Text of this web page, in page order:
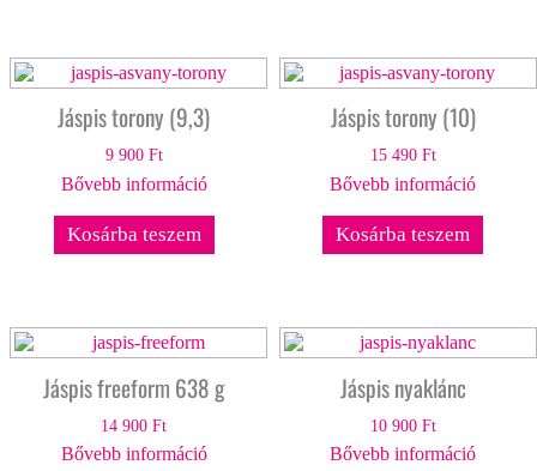
Jáspis torony (9,3)
9 900 Ft
Bővebb információ
Kosárba teszem
Jáspis torony (10)
15 490 Ft
Bővebb információ
Kosárba teszem
Jáspis freeform 638 g
14 900Ft
Bővebb információ
Jáspis nyaklánc
10 900 Ft
Bővebb információ